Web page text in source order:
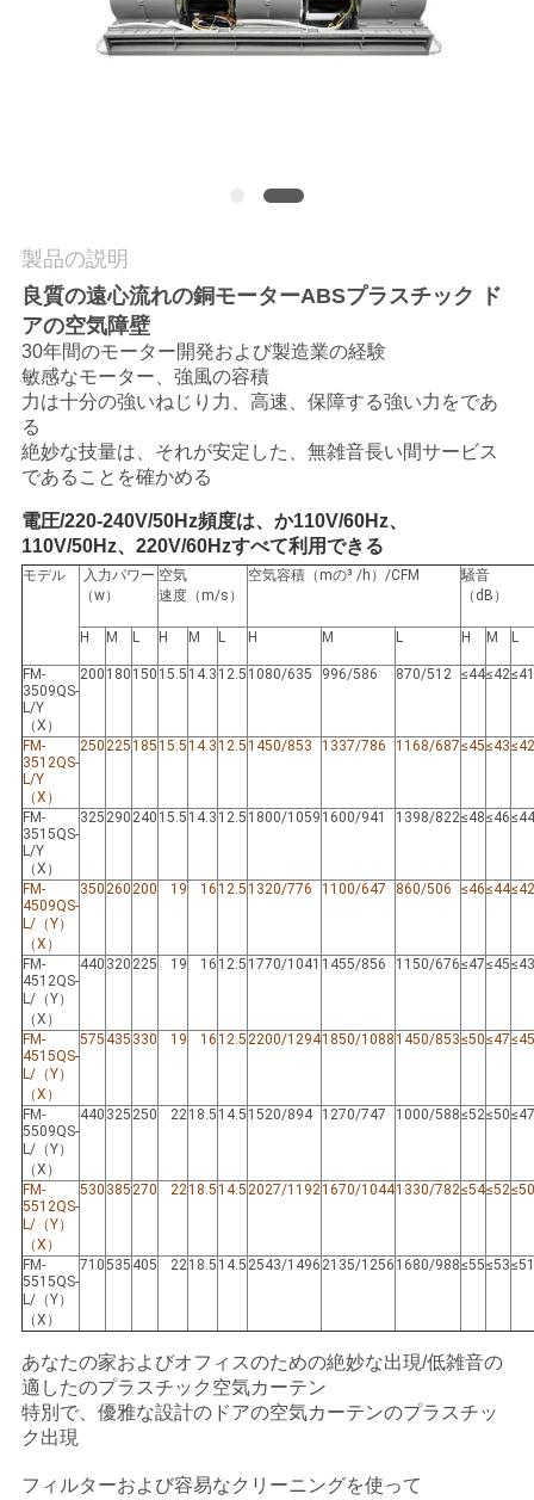
絡
し
な
さ
い
ニ
ス
場
合
地
図
PRIVACY
POLICY
製品の説明
良質の遠心流れの銅モーターABSプラスチック ド
アの空気障壁
30年間のモーター開発および製造業の経験
敏感なモーター、強風の容積
力は十分の強いねじり力、高速、保障する強い力をであ
る
絶妙な技量は、それが安定した、無雑音長い間サービス
であることを確かめる
電圧/220-240V/50Hz頻度は、か110V/60Hz、
110V/50Hz、220V/60Hzすべて利用できる
モデル
入力パワー
（w）
空気
速度（m/s）
空気容積（mの³ /h）/CFM
騒音
（dB）
H M L H M L H M L H M L
FM-
3509QS-
L/Y
（X）
200 180 150 15.5 14.3 12.5 1080/635 996/586 870/512 ≤44≤42≤41
FM-
3512QS-
L/Y
（X）
25022518515.514.312.51450/853 1337/786 1168/687≤45≤43≤42
FM-
3515QS-
L/Y
（X）
325 290 240 15.5 14.3 12.5 1800/1059 1600/941 1398/822≤48≤46≤44
FM-
4509QS-
L/（Y）
（X）
350260200 19 1612.51320/776 1100/647 860/506 ≤46≤44≤42
FM-
4512QS-
L/（Y）
（X）
440 320 225 19 16 12.5 1770/1041 1455/856 1150/676≤47≤45≤43
FM-
4515QS-
L/（Y）
（X）
575435 330 19 1612.52200/12941850/10881450/853≤50≤47≤45
FM-
5509QS-
L/（Y）
（X）
440 325 250 2218.5 14.5 1520/894 1270/747 1000/588≤52≤50≤47
FM-
5512QS-
L/（Y）
（X）
530 385270 2218.514.52027/11921670/10441330/782≤54≤52≤50
FM-
5515QS-
L/（Y）
（X）
710535 405 2218.5 14.5 2543/1496 2135/1256 1680/988≤55≤53≤51
あなたの家およびオフィスのための絶妙な出現/低雑音の
適したのプラスチック空気カーテン
特別で、優雅な設計のドアの空気カーテンのプラスチッ
ク出現
フィルターおよび容易なクリーニングを使って